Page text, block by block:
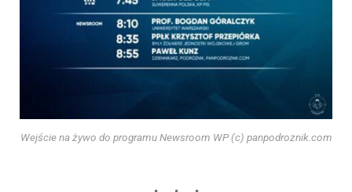
Wejście na żywo do programu Newsroom WP (c) panpodroznik.com